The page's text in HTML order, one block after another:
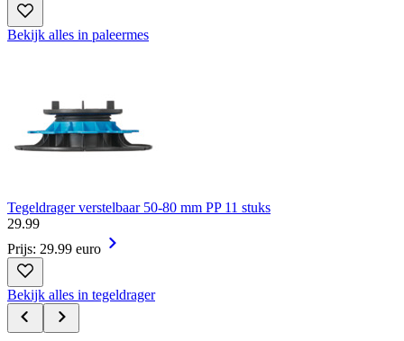
Bekijk alles in paleermes
Tegeldrager verstelbaar 50-80 mm PP 11 stuks
29.99
Prijs: 29.99 euro
Bekijk alles in tegeldrager